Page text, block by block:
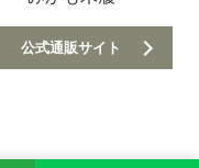
公式通販サイト